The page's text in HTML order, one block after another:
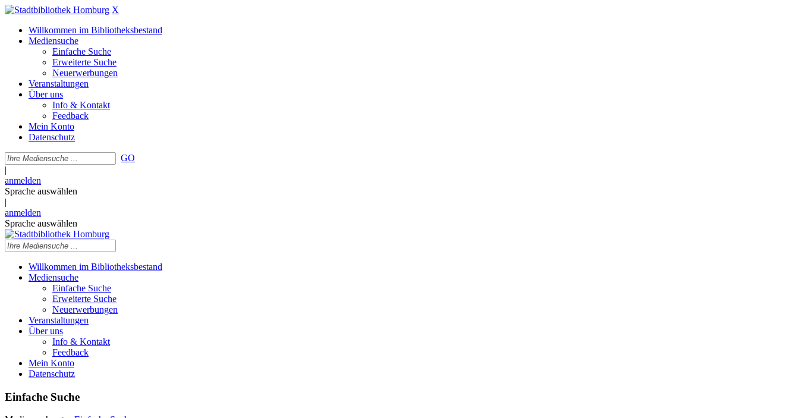
X
Willkommen im Bibliotheksbestand
Mediensuche
Einfache Suche
Erweiterte Suche
Neuerwerbungen
Veranstaltungen
Über uns
Info & Kontakt
Feedback
Mein Konto
Datenschutz
GO
|
anmelden
Sprache auswählen
|
anmelden
Sprache auswählen
Willkommen im Bibliotheksbestand
Mediensuche
Einfache Suche
Erweiterte Suche
Neuerwerbungen
Veranstaltungen
Über uns
Info & Kontakt
Feedback
Mein Konto
Datenschutz
Einfache Suche